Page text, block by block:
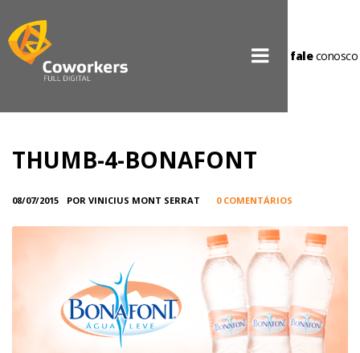
faleconosco
THUMB-4-BONAFONT
08/07/2015 POR VINICIUS MONT SERRAT 0 COMENTÁRIOS